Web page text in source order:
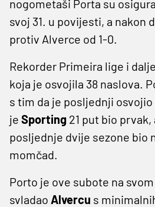
nogometaši Porta su
svoj 31. u povijesti, a nakon
protiv Alverce od 1-0.
Rekorder Primeira lige i
koja je osvojila 38 naslova.
s tim da je posljednji
je Sporting 21 put bio
posljednje dvije sezone bio
momčad.
Porto je ove subote na
svladao Alvercu s